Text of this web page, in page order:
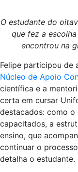
O estudante do
que fez a
encontrou na
Felipe participou de
Núcleo de Apoio
científica e a
certa em cursar
destacados: como
capacitados, a
ensino, que
continuar o
detalha o estudante.